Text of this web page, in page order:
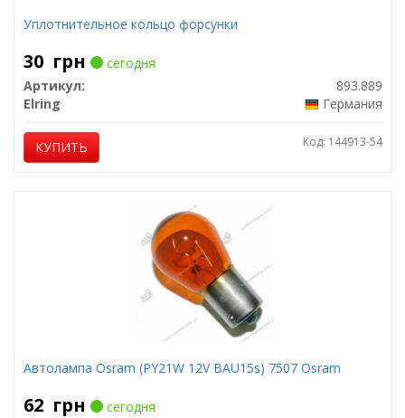
Уплотнительное кольцо форсунки
30 грн
сегодня
Артикул:
893.889
Elring
Германия
КУПИТЬ Код: 144913-54
Автолампа Osram (PY21W 12V BAU15s) 7507 Osram
62 грн
сегодня